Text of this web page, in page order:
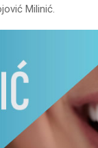
Milinić.